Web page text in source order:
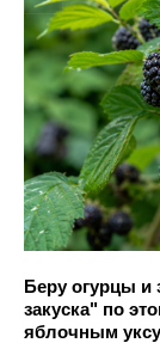
Беру огурцы и
закуска" по
яблочным